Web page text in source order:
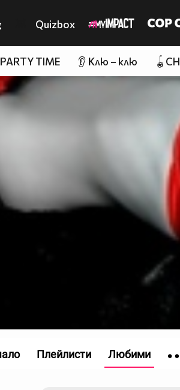
Quizbox
TIME 👂 Клю – клю
Плейлисти Любими